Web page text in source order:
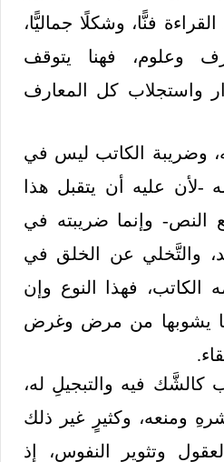
القراءة فنًّا، وشكلًا جماليًّا،
وعلوم، فهنا يتوقف
واستجلاب كل المعارف
وضريبة الكاتب ليس في
-لأن عليه أن يتقبل هذا
النص- وإنما ضريبته في
والتَّخلي عن الخلق في
فهذا النوع وإن
ما يشوبها من مرض وغرض
كالشَّك فيه والتبجيلِ له،
ومنعه، وكثيرٍ غير ذلك
وتثوير النفوس، إذ